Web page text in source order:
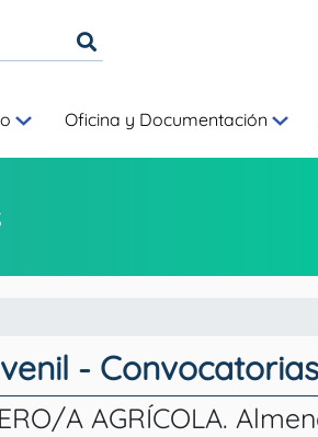
Oficina y Documentación
- Convocatorias
A AGRÍCOLA.